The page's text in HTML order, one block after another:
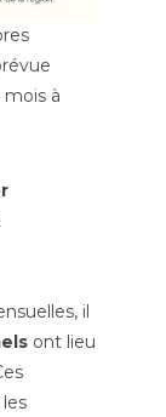
à
il
ont lieu